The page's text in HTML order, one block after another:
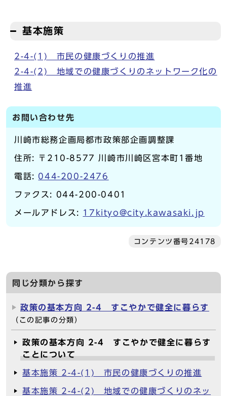
基本施策
2-4-(1) 市民の健康づくりの推進
2-4-(2) 地域での健康づくりのネットワーク化の
推進
お問い合わせ先
川崎市総務企画局都市政策部企画調整課
住所: 〒210-8577 川崎市川崎区宮本町1番地
電話: 044-200-2476
ファクス: 044-200-0401
メールアドレス: 17kityo@city.kawasaki.jp
コンテンツ番号24178
同じ分類から探す
政策の基本方向 2-4 すこやかで健全に暮らす
（この記事の分類）
政策の基本方向 2-4 すこやかで健全に暮らす
ことについて
基本施策 2-4-(1) 市民の健康づくりの推進
基本施策 2-4-(2) 地域での健康づくりのネッ